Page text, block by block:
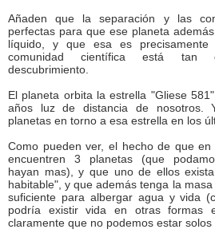
Añaden que la separación y las
perfectas para que ese planeta
líquido, y que esa es
comunidad científica está tan
descubrimiento.
El planeta orbita la estrella "Gliese
años luz de distancia de nosotros.
planetas en torno a esa estrella en los
Como pueden ver, el hecho de que
encuentren 3 planetas (que
hayan mas), y que uno de ellos
habitable", y que además tenga la
suficiente para albergar agua y vida
podría existir vida en otras formas
claramente que no podemos estar solos